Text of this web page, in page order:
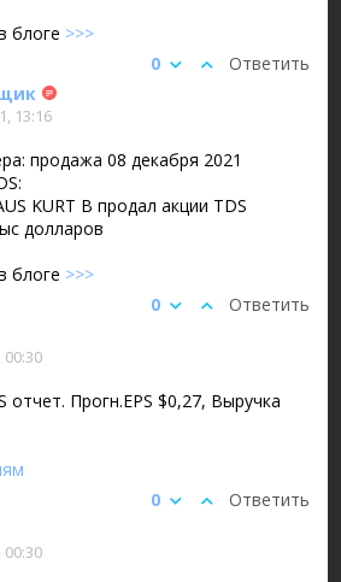
блоге >>>
Ответить
0
13:16
продажа 08 декабря 2021
KURT B продал акции TDS
долларов
блоге >>>
Ответить
0
отчет. Прогн.EPS $0,27, Выручка
Ответить
0